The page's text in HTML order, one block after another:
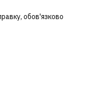
обов'язково